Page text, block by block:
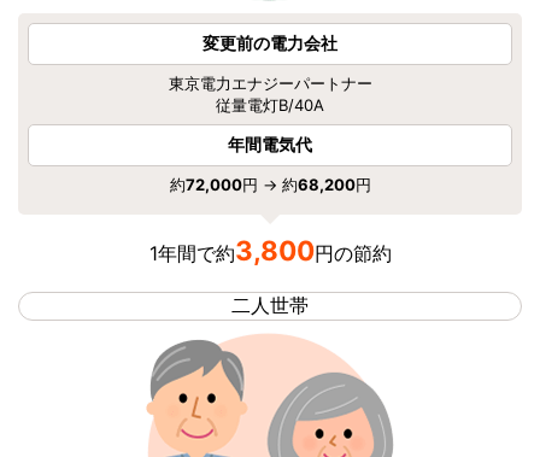
変更前の電力会社
東京電力エナジーパートナー
従量電灯B/40A
年間電気代
約72,000円 → 約68,200円
1年間で約3,800円の節約
二人世帯